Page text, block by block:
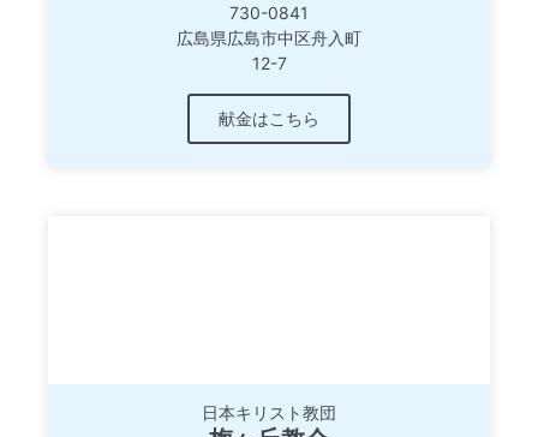
730-0841
広島県広島市中区舟入町
12-7
献金はこちら
日本キリスト教団